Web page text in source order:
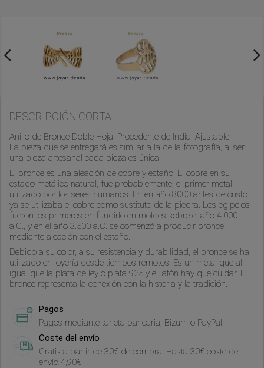
DESCRIPCIÓN CORTA
Anillo de Bronce Doble Hoja. Procedente de India. Ajustable.
La pieza que se entregará es similar a la de la fotografía, al ser
una pieza artesanal cada pieza es única.
El bronce es una aleación de cobre y estaño. El cobre en su
estado metálico natural, fue probablemente, el primer metal
utilizado por los seres humanos. En en año 8000 antes de cristo
ya se utilizaba el cobre como sustituto de la piedra. Los egipcios
fueron los primeros en fundirlo en moldes sobre el año 4.000
a.C., y en el año 3.500 a.C. se comenzó a producir bronce,
mediante aleación con el estaño.
Debido a su color, a su resistencia y durabilidad, el bronce se ha
utilizado en joyería desde tiempos remotos. Es un metal que al
igual que la plata de ley o plata 925 y el latón hay que cuidar. El
bronce representa la conexión con la historia y la tradición.
Pagos
Pagos mediante tarjeta bancaria, Bizum o PayPal.
Coste del envío
Gratis a partir de 30€ de compra. Hasta 30€ coste del
envío 4,90€.